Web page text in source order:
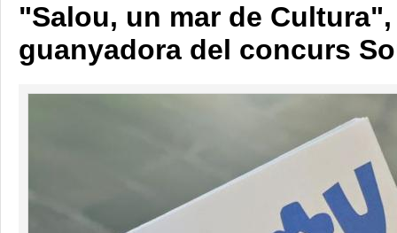
"Salou, un mar de
guanyadora del concurs